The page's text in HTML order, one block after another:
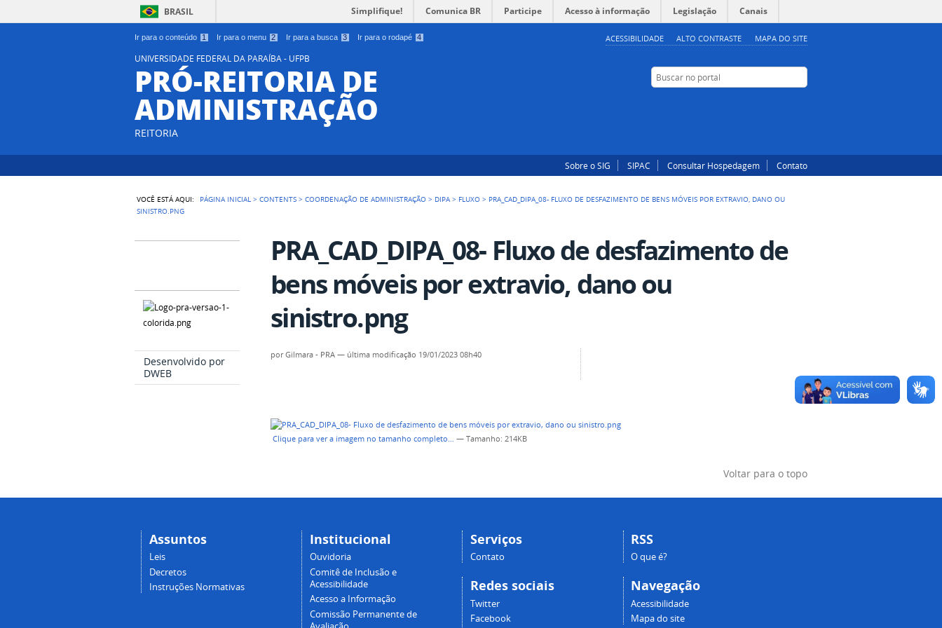
Ir para o conteúdo 1 Ir para o menu 2 Ir para a busca 3 Ir para o rodapé 4 ACESSIBILIDADE ALTO CONTRASTE MAPA DO SITE
BRASIL Simplifique! Comunica BR Participe Acesso à informação Legislação Canais
UNIVERSIDADE FEDERAL DA PARAÍBA - UFPB
PRÓ-REITORIA DE
ADMINISTRAÇÃO
REITORIA
Buscar no portal
Sobre o SIG SIPAC Consultar Hospedagem Contato
VOCÊ ESTÁ AQUI: PÁGINA INICIAL >CONTENTS >COORDENAÇÃO DE ADMINISTRAÇÃO > DIPA > FLUXO > PRA_CAD_DIPA_08- FLUXO DE DESFAZIMENTO DE BENS MÓVEIS POR EXTRAVIO, DANO OU
SINISTRO.PNG
Desenvolvido por
DWEB
PRA_CAD_DIPA_08- Fluxo de desfazimento de
bens móveis por extravio, dano ou
sinistro.png
porGilmara - PRA — última modificação 19/01/2023 08h40
Clique para ver a imagem no tamanho completo… —Tamanho: 214KB
Voltar para o topo
Assuntos
Leis
Decretos
Instruções Normativas
Institucional
Ouvidoria
Comitê de Inclusão e
Acessibilidade
Acesso a Informação
Comissão Permanente de
Serviços
Contato
Redes sociais
Twitter
Facebook
RSS
O que é?
Navegação
Acessibilidade
Mapa do site